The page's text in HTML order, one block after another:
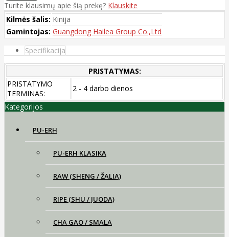
Turite klausimų apie šią prekę? Klauskite
Kilmės šalis: Kinija
Gamintojas: Guangdong Hailea Group Co.,Ltd
Specifikacija
PRISTATYMAS:
PRISTATYMO
TERMINAS:
2 - 4 darbo dienos
Kategorijos
PU-ERH
PU-ERH KLASIKA
RAW (SHENG / ŽALIA)
RIPE (SHU / JUODA)
CHA GAO / SMALA